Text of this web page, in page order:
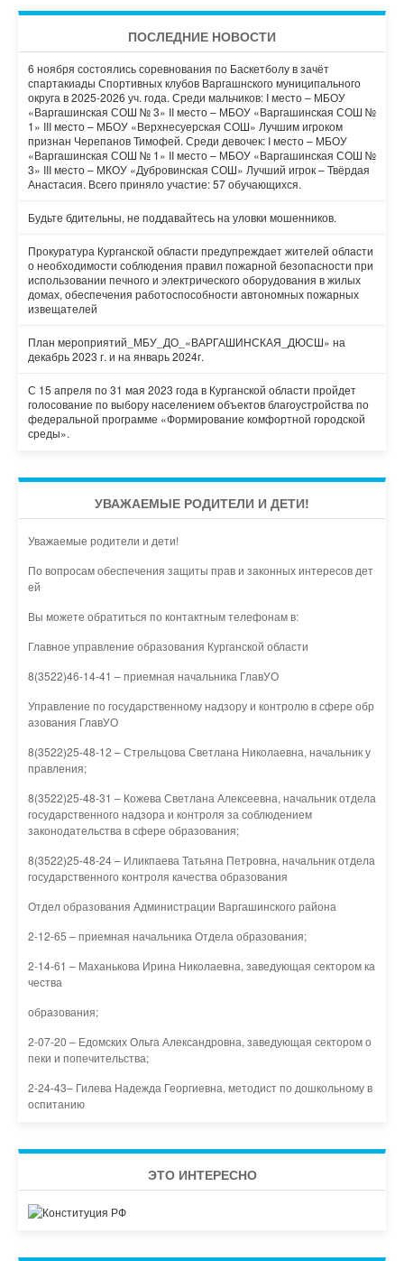
ПОСЛЕДНИЕ НОВОСТИ
6 ноября состоялись соревнования по Баскетболу в зачёт
спартакиады Спортивных клубов Варгашнского муниципального
округа в 2025-2026 уч. года. Среди мальчиков: I место – МБОУ
«Варгашинская СОШ № 3» II место – МБОУ «Варгашинская СОШ №
1» III место – МБОУ «Верхнесуерская СОШ» Лучшим игроком
признан Черепанов Тимофей. Среди девочек: I место – МБОУ
«Варгашинская СОШ № 1» II место – МБОУ «Варгашинская СОШ №
3» III место – МКОУ «Дубровинская СОШ» Лучший игрок – Твёрдая
Анастасия. Всего приняло участие: 57 обучающихся.
Будьте бдительны, не поддавайтесь на уловки мошенников.
Прокуратура Курганской области предупреждает жителей области
о необходимости соблюдения правил пожарной безопасности при
использовании печного и электрического оборудования в жилых
домах, обеспечения работоспособности автономных пожарных
извещателей
План мероприятий_МБУ_ДО_«ВАРГАШИНСКАЯ_ДЮСШ» на
декабрь 2023 г. и на январь 2024г.
С 15 апреля по 31 мая 2023 года в Курганской области пройдет
голосование по выбору населением объектов благоустройства по
федеральной программе «Формирование комфортной городской
среды».
УВАЖАЕМЫЕ РОДИТЕЛИ И ДЕТИ!
Уважаемые родители и дети!
По вопросам обеспечения защиты прав и законных интересов дет
ей
Вы можете обратиться по контактным телефонам в:
Главное управление образования Курганской области
8(3522)46-14-41 – приемная начальника ГлавУО
Управление по государственному надзору и контролю в сфере обр
азования ГлавУО
8(3522)25-48-12 – Стрельцова Светлана Николаевна, начальник у
правления;
8(3522)25-48-31 – Кожева Светлана Алексеевна, начальник отдела
государственного надзора и контроля за соблюдением
законодательства в сфере образования;
8(3522)25-48-24 – Иликпаева Татьяна Петровна, начальник отдела
государственного контроля качества образования
Отдел образования Администрации Варгашинского района
2-12-65 – приемная начальника Отдела образования;
2-14-61 – Маханькова Ирина Николаевна, заведующая сектором ка
чества
образования;
2-07-20 – Едомских Ольга Александровна, заведующая сектором о
пеки и попечительства;
2-24-43– Гилева Надежда Георгиевна, методист по дошкольному в
оспитанию
ЭТО ИНТЕРЕСНО